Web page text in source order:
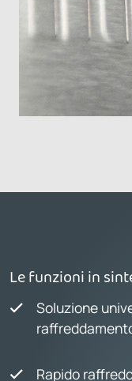
Le funzioni in
Soluzione
Rapido